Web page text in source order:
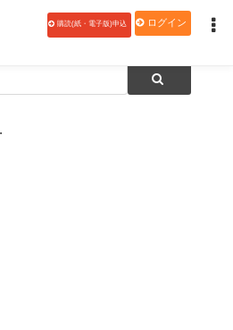
購読(紙・電子版)申込 ログイン
寒い季節こそアイスが美味しい」加賀山中